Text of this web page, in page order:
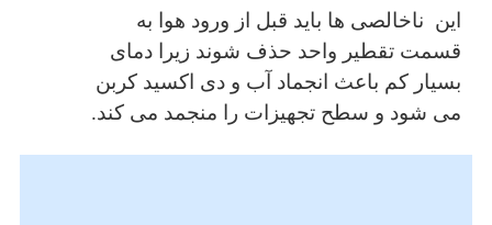
این ناخالصی ها باید قبل از ورود هوا به
قسمت تقطیر واحد حذف شوند زیرا دمای
بسیار کم باعث انجماد آب و دی اکسید کربن
می شود و سطح تجهیزات را منجمد می کند.